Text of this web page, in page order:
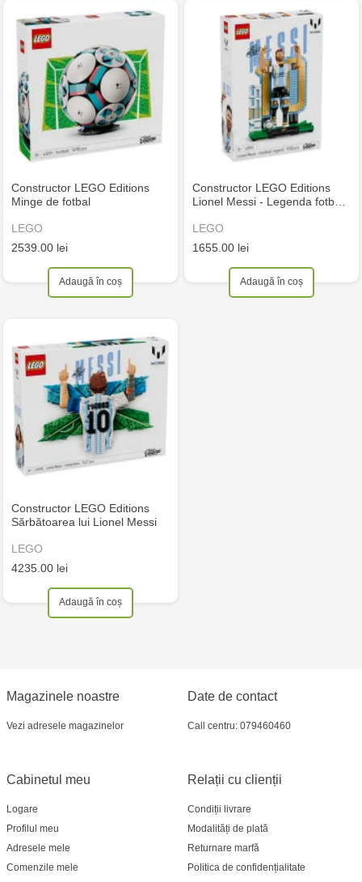
Constructor LEGO Editions
Minge de fotbal
LEGO
2539.00 lei
Adaugă în coș
Constructor LEGO Editions
Lionel Messi - Legenda fotb…
LEGO
1655.00 lei
Adaugă în coș
Constructor LEGO Editions
Sărbătoarea lui Lionel Messi
LEGO
4235.00 lei
Adaugă în coș
Magazinele noastre
Vezi adresele magazinelor
Relații cu clienții
Condiții livrare
Modalități de plată
Returnare marfă
Politica de confidențialitate
Cabinetul meu
Logare
Profilul meu
Adresele mele
Comenzile mele
Date de contact
Call centru: 079460460